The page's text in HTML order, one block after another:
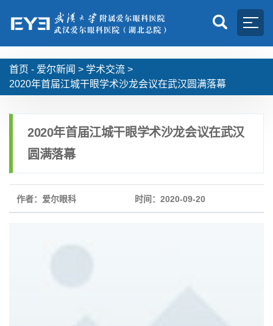
首页 - 爱尔新闻 > 学术交流 >
2020年首届江城干眼学术沙龙会议在武汉圆满落幕
2020年首届江城干眼学术沙龙会议在武汉
圆满落幕
作者：爱尔眼科 时间：2020-09-20